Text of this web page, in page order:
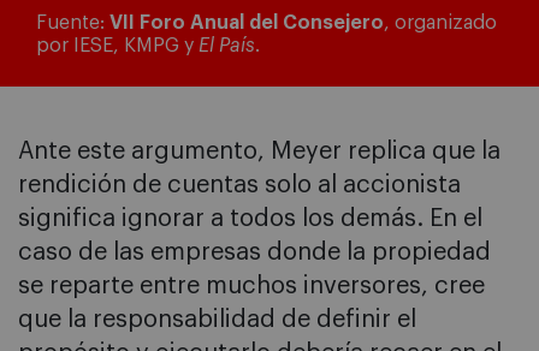
Fuente: VII Foro Anual del Consejero, organizado
por IESE, KMPG y El País.
Ante este argumento, Meyer replica que la
rendición de cuentas solo al accionista
significa ignorar a todos los demás. En el
caso de las empresas donde la propiedad
se reparte entre muchos inversores, cree
que la responsabilidad de definir el